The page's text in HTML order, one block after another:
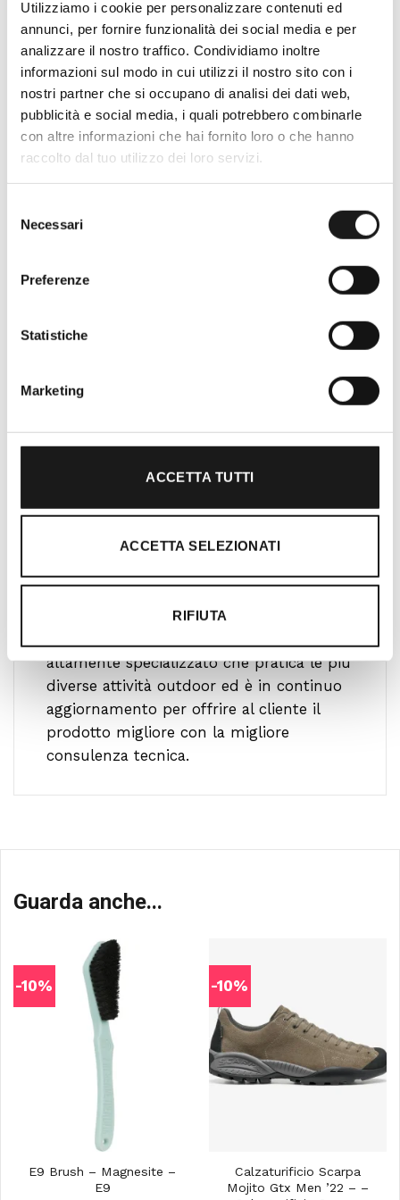
Utilizziamo i cookie per personalizzare contenuti ed
annunci, per fornire funzionalità dei social media e per
analizzare il nostro traffico. Condividiamo inoltre
informazioni sul modo in cui utilizzi il nostro sito con i
nostri partner che si occupano di analisi dei dati web,
pubblicità e social media, i quali potrebbero combinarle
con altre informazioni che hai fornito loro o che hanno
raccolto dal tuo utilizzo dei loro servizi.
delNecessari
Preferenze
Statistiche
Marketing
ACCETTA TUTTI
ACCETTA SELEZIONATI
RIFIUTA
Oltre 30 anni di esperienza
Nato nel 1990 con il nome di Rifugio
per amanti dell’outdoor a Roma e nel
clienti con professionalità, rendendo
Ti guidiamo alla scelta
altamente specializzato che pratica le più
diverse attività outdoor ed è in continuo
aggiornamento per offrire al cliente il
prodotto migliore con la migliore
consulenza tecnica.
Guarda anche...
-10%
E9 Brush – Magnesite –
E9
-10%
Calzaturificio Scarpa
Mojito Gtx Men ’22 – –